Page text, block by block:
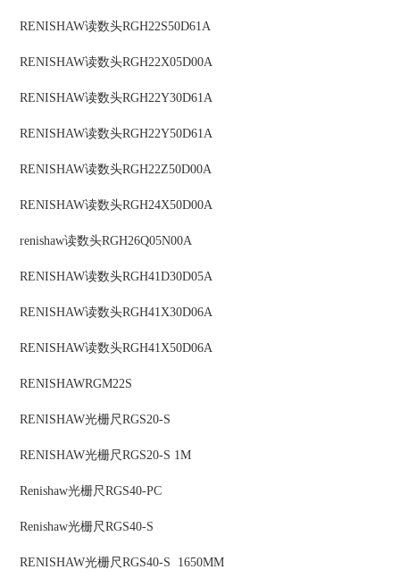
RENISHAW读数头RGH22S50D61A
RENISHAW读数头RGH22X05D00A
RENISHAW读数头RGH22Y30D61A
RENISHAW读数头RGH22Y50D61A
RENISHAW读数头RGH22Z50D00A
RENISHAW读数头RGH24X50D00A
renishaw读数头RGH26Q05N00A
RENISHAW读数头RGH41D30D05A
RENISHAW读数头RGH41X30D06A
RENISHAW读数头RGH41X50D06A
RENISHAWRGM22S
RENISHAW光栅尺RGS20-S
RENISHAW光栅尺RGS20-S 1M
Renishaw光栅尺RGS40-PC
Renishaw光栅尺RGS40-S
RENISHAW光栅尺RGS40-S 1650MM